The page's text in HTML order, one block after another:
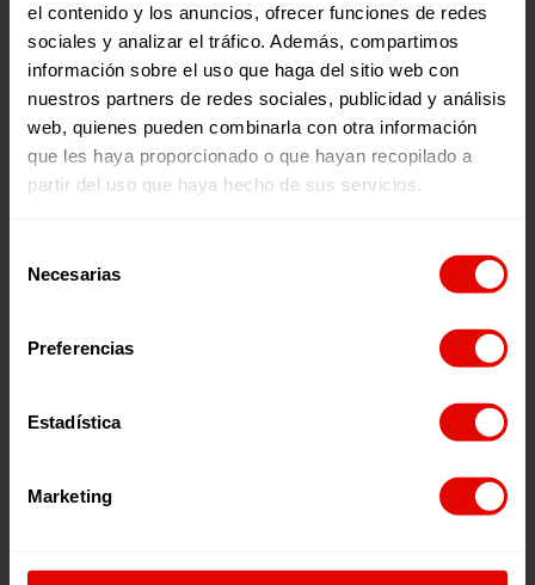
el contenido y los anuncios, ofrecer funciones de redes
sociales y analizar el tráfico. Además, compartimos
información sobre el uso que haga del sitio web con
nuestros partners de redes sociales, publicidad y análisis
web, quienes pueden combinarla con otra información
que les haya proporcionado o que hayan recopilado a
partir del uso que haya hecho de sus servicios.
Necesarias
Preferencias
Estadística
Marketing
HUMANITARIA A
DESPLAZAMIENTO
CONFINAMIENTO O
MOVILIDAD POR
AL CONFLICTO ARMADO
PROTECTORAS PARA
MEJORAR LA
CONTINUIDAD Y
UN SISTEMA EDUCATIVO
FRONTERIZAS EN